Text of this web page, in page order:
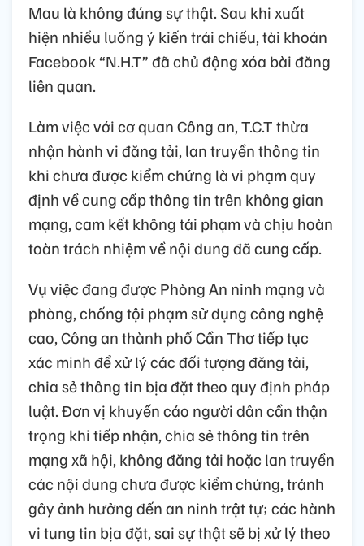
Mau là không đúng sự thật. Sau khi xuất
hiện nhiều luồng ý kiến trái chiều, tài khoản
Facebook “N.H.T” đã chủ động xóa bài đăng
liên quan.
Làm việc với cơ quan Công an, T.C.T thừa
nhận hành vi đăng tải, lan truyền thông tin
khi chưa được kiểm chứng là vi phạm quy
định về cung cấp thông tin trên không gian
mạng, cam kết không tái phạm và chịu hoàn
toàn trách nhiệm về nội dung đã cung cấp.
Vụ việc đang được Phòng An ninh mạng và
phòng, chống tội phạm sử dụng công nghệ
cao, Công an thành phố Cần Thơ tiếp tục
xác minh để xử lý các đối tượng đăng tải,
chia sẻ thông tin bịa đặt theo quy định pháp
luật. Đơn vị khuyến cáo người dân cần thận
trọng khi tiếp nhận, chia sẻ thông tin trên
mạng xã hội, không đăng tải hoặc lan truyền
các nội dung chưa được kiểm chứng, tránh
gây ảnh hưởng đến an ninh trật tự; các hành
vi tung tin bịa đặt, sai sự thật sẽ bị xử lý theo